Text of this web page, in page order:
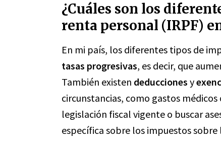
¿Cuáles son los
renta personal (IRPF)
En mi país, los diferentes tipos de
tasas progresivas, es decir, que
También existen deducciones y
circunstancias, como gastos
legislación fiscal vigente o buscar
específica sobre los impuestos